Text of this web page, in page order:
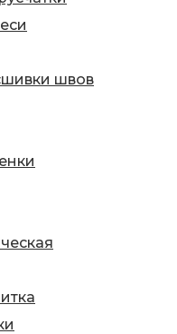
швов